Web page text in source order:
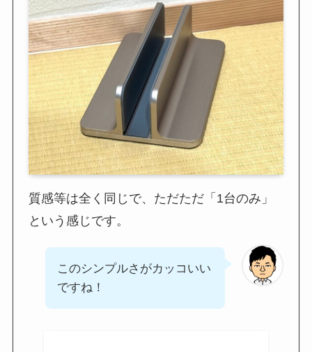
質感等は全く同じで、ただただ「1台のみ」
という感じです。
このシンプルさがカッコいい
ですね！